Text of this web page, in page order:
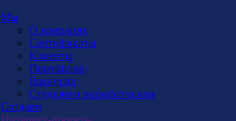
Мы
О компании
Сертификаты
Клиенты
Портфолио
Вакансии
Студиям и разработчикам
Создаем